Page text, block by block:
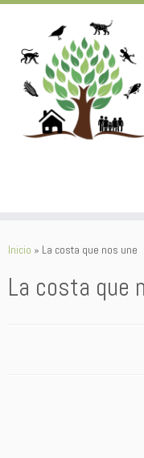
Inicio » La costa que nos une
La costa que